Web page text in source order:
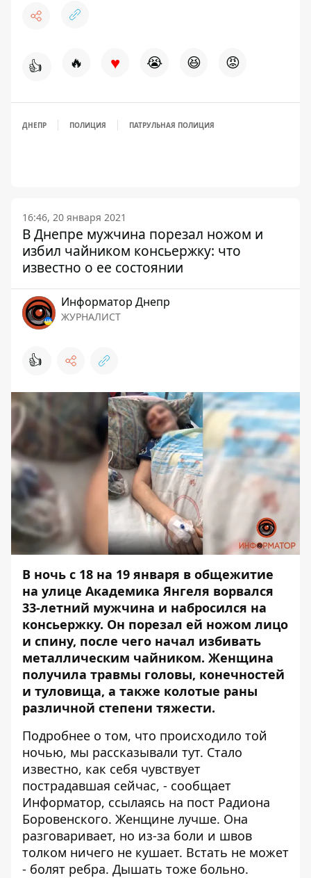
👍 🔥 ♥ 😭 😆 😡
ДНЕПР ПОЛИЦИЯ ПАТРУЛЬНАЯ ПОЛИЦИЯ
16:46, 20 января 2021
В Днепре мужчина порезал ножом и
избил чайником консьержку: что
известно о ее состоянии
Информатор Днепр
ЖУРНАЛИСТ
👍
В ночь с 18 на 19 января в общежитие
на улице Академика Янгеля ворвался
33-летний мужчина и набросился на
консьержку. Он порезал ей ножом лицо
и спину, после чего начал избивать
металлическим чайником. Женщина
получила травмы головы, конечностей
и туловища, а также колотые раны
различной степени тяжести.
Подробнее о том, что происходило той
ночью, мы рассказывали тут. Стало
известно, как себя чувствует
пострадавшая сейчас, - сообщает
Информатор, ссылаясь на пост Радиона
Боровенского. Женщине лучше. Она
разговаривает, но из-за боли и швов
толком ничего не кушает. Встать не может
- болят ребра. Дышать тоже больно.